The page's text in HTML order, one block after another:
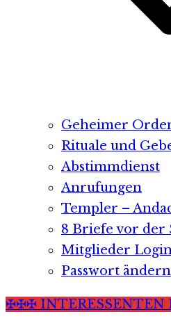
Geheimer
Rituale und
Abstimmdienst
Anrufungen
Templer –
8 Briefe vor der
Mitglieder
Passwort ändern
✠✠✠ INTERESSENTEN